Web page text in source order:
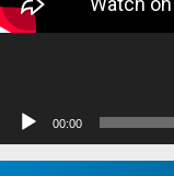
00:00